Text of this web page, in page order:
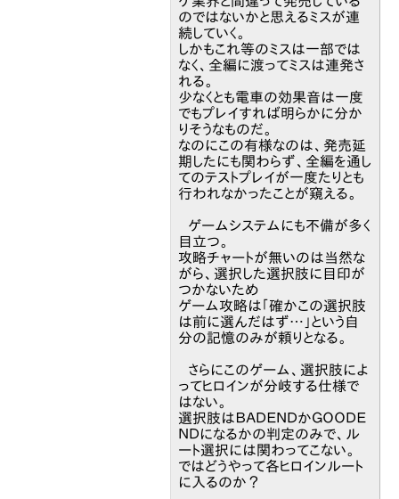
のではないかと思えるミスが連
続していく。
しかもこれ等のミスは一部では
なく、全編に渡ってミスは連発さ
れる。
少なくとも電車の効果音は一度
でもプレイすれば明らかに分か
りそうなものだ。
なのにこの有様なのは、発売延
期したにも関わらず、全編を通し
てのテストプレイが一度たりとも
行われなかったことが窺える。
ゲームシステムにも不備が多く
目立つ。
攻略チャートが無いのは当然な
がら、選択した選択肢に目印が
つかないため
ゲーム攻略は「確かこの選択肢
は前に選んだはず…」という自
分の記憶のみが頼りとなる。
さらにこのゲーム、選択肢によ
ってヒロインが分岐する仕様で
はない。
選択肢はＢＡＤＥＮＤかＧＯＯＤＥ
ＮＤになるかの判定のみで、ル
ート選択には関わってこない。
ではどうやって各ヒロインルート
に入るのか？